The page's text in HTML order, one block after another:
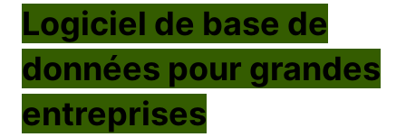
Logiciel de base de
données pour grandes
entreprises